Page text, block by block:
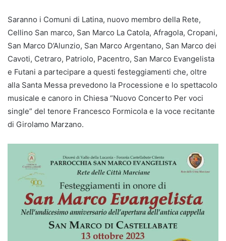
Saranno i Comuni di Latina, nuovo membro della Rete,
Cellino San marco, San Marco La Catola, Afragola, Cropani,
San Marco D’Alunzio, San Marco Argentano, San Marco dei
Cavoti, Cetraro, Patriolo, Pacentro, San Marco Evangelista
e Futani a partecipare a questi festeggiamenti che, oltre
alla Santa Messa prevedono la Processione e lo spettacolo
musicale e canoro in Chiesa “Nuovo Concerto Per voci
single” del tenore Francesco Formicola e la voce recitante
di Girolamo Marzano.